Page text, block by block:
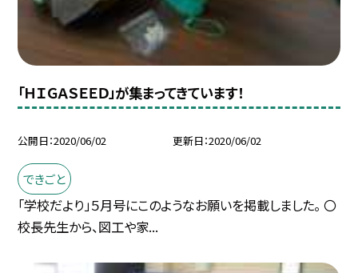
「ＨＩＧＡＳＥＥＤ」が集まってきています！
公開日 2020/06/02 更新日 2020/06/02
できごと
「学校だより」５月号にこのようなお願いを掲載しました。 〇
校長先生から、図工や家...